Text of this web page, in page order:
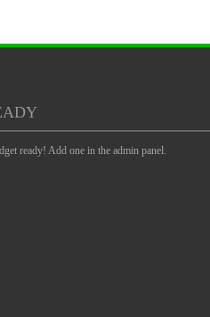
ready! Add one in the admin panel.